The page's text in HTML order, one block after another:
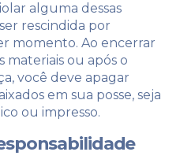
alguma dessas
rescindida por
momento. Ao encerrar
materiais ou após o
você deve apagar
em sua posse, seja
ou impresso.